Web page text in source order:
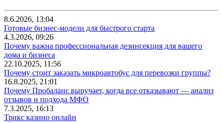
8.6.2026, 13:04
Готовые бизнес-модели для быстрого старта
4.3.2026, 09:26
Почему важна профессиональная дезинсекция для вашего
дома и бизнеса
22.10.2025, 11:56
Почему стоит заказать микроавтобус для перевозки группы?
16.8.2025, 21:01
Почему Пробаланс выручает, когда все отказывают — анализ
отзывов и подхода МФО
7.3.2025, 16:13
Трикс казино онлайн